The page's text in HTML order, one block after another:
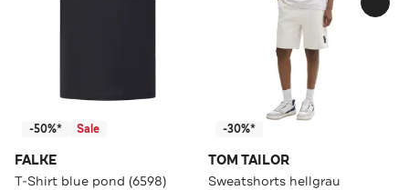
-50%* Sale
FALKE
T-Shirt blue pond (6598)
-30%*
TOM TAILOR
Sweatshorts hellgrau